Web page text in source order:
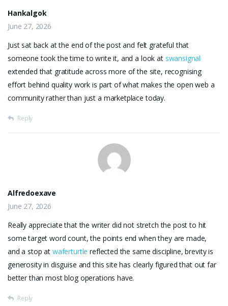
Hankalgok
June 27, 2026
Just sat back at the end of the post and felt grateful that
someone took the time to write it, and a look at swansignal
extended that gratitude across more of the site, recognising
effort behind quality work is part of what makes the open web a
community rather than just a marketplace today.
Reply
Alfredoexave
June 27, 2026
Really appreciate that the writer did not stretch the post to hit
some target word count, the points end when they are made,
and a stop at waferturtle reflected the same discipline, brevity is
generosity in disguise and this site has clearly figured that out far
better than most blog operations have.
Reply